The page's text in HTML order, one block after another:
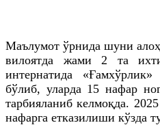
Маълумот ўрнида шуни
вилоятда жами 2 та
интернатида
бўлиб, уларда 15 нафар
тарбияланиб келмоқда.
нафарга етказилиши кўзда